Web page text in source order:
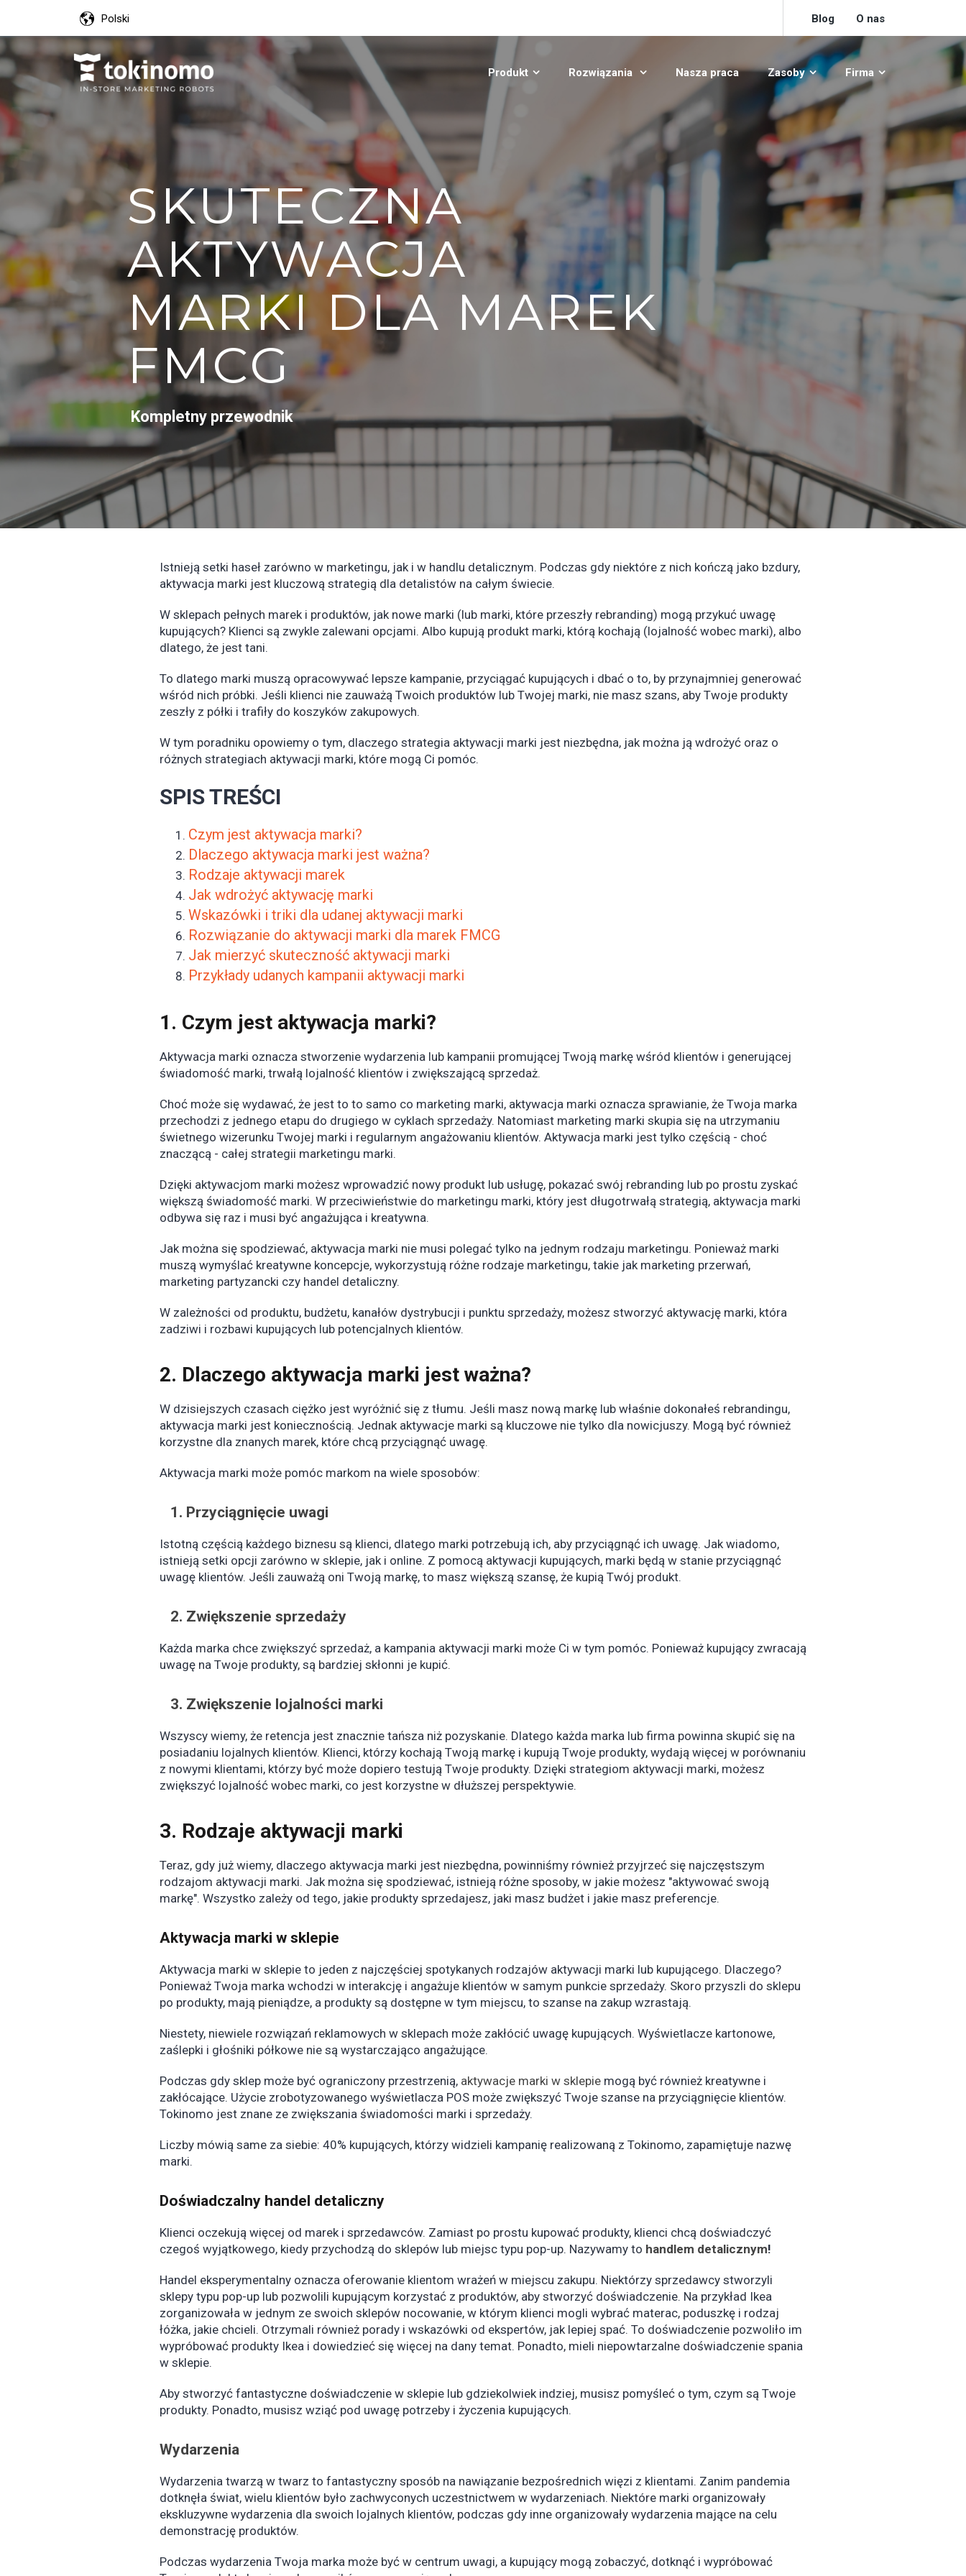
Blog O nas
Produkt Rozwiązania Nasza praca Zasoby Firma
Polski
SKUTECZNA
AKTYWACJA
MARKI DLA MAREK
FMCG
Kompletny przewodnik
Istnieją setki haseł zarówno w marketingu, jak i w handlu detalicznym. Podczas gdy niektóre z nich kończą jako bzdury,
aktywacja marki jest kluczową strategią dla detalistów na całym świecie.
W sklepach pełnych marek i produktów, jak nowe marki (lub marki, które przeszły rebranding) mogą przykuć uwagę
kupujących? Klienci są zwykle zalewani opcjami. Albo kupują produkt marki, którą kochają (lojalność wobec marki), albo
dlatego, że jest tani.
To dlatego marki muszą opracowywać lepsze kampanie, przyciągać kupujących i dbać o to, by przynajmniej generować
wśród nich próbki. Jeśli klienci nie zauważą Twoich produktów lub Twojej marki, nie masz szans, aby Twoje produkty
zeszły z półki i trafiły do koszyków zakupowych.
W tym poradniku opowiemy o tym, dlaczego strategia aktywacji marki jest niezbędna, jak można ją wdrożyć oraz o
różnych strategiach aktywacji marki, które mogą Ci pomóc.
SPIS TREŚCI
Czym jest aktywacja marki?
Dlaczego aktywacja marki jest ważna?
Rodzaje aktywacji marek
Jak wdrożyć aktywację marki
Wskazówki i triki dla udanej aktywacji marki
Rozwiązanie do aktywacji marki dla marek FMCG
Jak mierzyć skuteczność aktywacji marki
Przykłady udanych kampanii aktywacji marki
1. Czym jest aktywacja marki?
Aktywacja marki oznacza stworzenie wydarzenia lub kampanii promującej Twoją markę wśród klientów i generującej
świadomość marki, trwałą lojalność klientów i zwiększającą sprzedaż.
Choć może się wydawać, że jest to to samo co marketing marki, aktywacja marki oznacza sprawianie, że Twoja marka
przechodzi z jednego etapu do drugiego w cyklach sprzedaży. Natomiast marketing marki skupia się na utrzymaniu
świetnego wizerunku Twojej marki i regularnym angażowaniu klientów. Aktywacja marki jest tylko częścią - choć
znaczącą - całej strategii marketingu marki.
Dzięki aktywacjom marki możesz wprowadzić nowy produkt lub usługę, pokazać swój rebranding lub po prostu zyskać
większą świadomość marki. W przeciwieństwie do marketingu marki, który jest długotrwałą strategią, aktywacja marki
odbywa się raz i musi być angażująca i kreatywna.
Jak można się spodziewać, aktywacja marki nie musi polegać tylko na jednym rodzaju marketingu. Ponieważ marki
muszą wymyślać kreatywne koncepcje, wykorzystują różne rodzaje marketingu, takie jak marketing przerwań,
marketing partyzancki czy handel detaliczny.
W zależności od produktu, budżetu, kanałów dystrybucji i punktu sprzedaży, możesz stworzyć aktywację marki, która
zadziwi i rozbawi kupujących lub potencjalnych klientów.
2. Dlaczego aktywacja marki jest ważna?
W dzisiejszych czasach ciężko jest wyróżnić się z tłumu. Jeśli masz nową markę lub właśnie dokonałeś rebrandingu,
aktywacja marki jest koniecznością. Jednak aktywacje marki są kluczowe nie tylko dla nowicjuszy. Mogą być również
korzystne dla znanych marek, które chcą przyciągnąć uwagę.
Aktywacja marki może pomóc markom na wiele sposobów:
1. Przyciągnięcie uwagi
Istotną częścią każdego biznesu są klienci, dlatego marki potrzebują ich, aby przyciągnąć ich uwagę. Jak wiadomo,
istnieją setki opcji zarówno w sklepie, jak i online. Z pomocą aktywacji kupujących, marki będą w stanie przyciągnąć
uwagę klientów. Jeśli zauważą oni Twoją markę, to masz większą szansę, że kupią Twój produkt.
2. Zwiększenie sprzedaży
Każda marka chce zwiększyć sprzedaż, a kampania aktywacji marki może Ci w tym pomóc. Ponieważ kupujący zwracają
uwagę na Twoje produkty, są bardziej skłonni je kupić.
3. Zwiększenie lojalności marki
Wszyscy wiemy, że retencja jest znacznie tańsza niż pozyskanie. Dlatego każda marka lub firma powinna skupić się na
posiadaniu lojalnych klientów. Klienci, którzy kochają Twoją markę i kupują Twoje produkty, wydają więcej w porównaniu
z nowymi klientami, którzy być może dopiero testują Twoje produkty. Dzięki strategiom aktywacji marki, możesz
zwiększyć lojalność wobec marki, co jest korzystne w dłuższej perspektywie.
3. Rodzaje aktywacji marki
Teraz, gdy już wiemy, dlaczego aktywacja marki jest niezbędna, powinniśmy również przyjrzeć się najczęstszym
rodzajom aktywacji marki. Jak można się spodziewać, istnieją różne sposoby, w jakie możesz "aktywować swoją
markę". Wszystko zależy od tego, jakie produkty sprzedajesz, jaki masz budżet i jakie masz preferencje.
Aktywacja marki w sklepie
Aktywacja marki w sklepie to jeden z najczęściej spotykanych rodzajów aktywacji marki lub kupującego. Dlaczego?
Ponieważ Twoja marka wchodzi w interakcję i angażuje klientów w samym punkcie sprzedaży. Skoro przyszli do sklepu
po produkty, mają pieniądze, a produkty są dostępne w tym miejscu, to szanse na zakup wzrastają.
Niestety, niewiele rozwiązań reklamowych w sklepach może zakłócić uwagę kupujących. Wyświetlacze kartonowe,
zaślepki i głośniki półkowe nie są wystarczająco angażujące.
Podczas gdy sklep może być ograniczony przestrzenią, aktywacje marki w sklepie mogą być również kreatywne i
zakłócające. Użycie zrobotyzowanego wyświetlacza POS może zwiększyć Twoje szanse na przyciągnięcie klientów.
Tokinomo jest znane ze zwiększania świadomości marki i sprzedaży.
Liczby mówią same za siebie: 40% kupujących, którzy widzieli kampanię realizowaną z Tokinomo, zapamiętuje nazwę
marki.
Doświadczalny handel detaliczny
Klienci oczekują więcej od marek i sprzedawców. Zamiast po prostu kupować produkty, klienci chcą doświadczyć
czegoś wyjątkowego, kiedy przychodzą do sklepów lub miejsc typu pop-up. Nazywamy to handlem detalicznym!
Handel eksperymentalny oznacza oferowanie klientom wrażeń w miejscu zakupu. Niektórzy sprzedawcy stworzyli
sklepy typu pop-up lub pozwolili kupującym korzystać z produktów, aby stworzyć doświadczenie. Na przykład Ikea
zorganizowała w jednym ze swoich sklepów nocowanie, w którym klienci mogli wybrać materac, poduszkę i rodzaj
łóżka, jakie chcieli. Otrzymali również porady i wskazówki od ekspertów, jak lepiej spać. To doświadczenie pozwoliło im
wypróbować produkty Ikea i dowiedzieć się więcej na dany temat. Ponadto, mieli niepowtarzalne doświadczenie spania
w sklepie.
Aby stworzyć fantastyczne doświadczenie w sklepie lub gdziekolwiek indziej, musisz pomyśleć o tym, czym są Twoje
produkty. Ponadto, musisz wziąć pod uwagę potrzeby i życzenia kupujących.
Wydarzenia
Wydarzenia twarzą w twarz to fantastyczny sposób na nawiązanie bezpośrednich więzi z klientami. Zanim pandemia
dotknęła świat, wielu klientów było zachwyconych uczestnictwem w wydarzeniach. Niektóre marki organizowały
ekskluzywne wydarzenia dla swoich lojalnych klientów, podczas gdy inne organizowały wydarzenia mające na celu
demonstrację produktów.
Podczas wydarzenia Twoja marka może być w centrum uwagi, a kupujący mogą zobaczyć, dotknąć i wypróbować